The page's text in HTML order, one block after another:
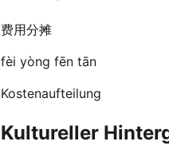
费用分摊
fèi yòng fēn tān
Kostenaufteilung
Kultureller